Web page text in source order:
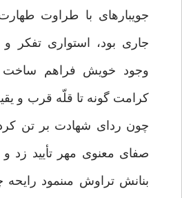
جويبارهاى با طراوت
جارى بود، استوارى تفكر و
وجود خويش فراهم ساخت
كرامت گونه تا قلّه قرب و
چون رداى شهادت بر تن
صفاى معنوى مهر تأييد زد
بنانش تراوش مى‏نمود رايحه